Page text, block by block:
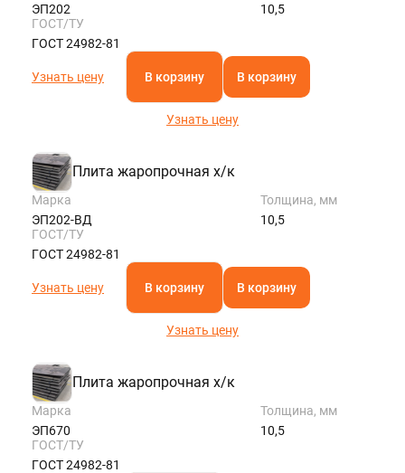
ЭП202
10,5
ГОСТ/ТУ
ГОСТ 24982-81
Узнать цену В корзину В корзину
Узнать цену
Плита жаропрочная х/к
Марка
ЭП202-ВД
Толщина, мм
10,5
ГОСТ/ТУ
ГОСТ 24982-81
Узнать цену В корзину В корзину
Узнать цену
Плита жаропрочная х/к
Марка
ЭП670
Толщина, мм
10,5
ГОСТ/ТУ
ГОСТ 24982-81